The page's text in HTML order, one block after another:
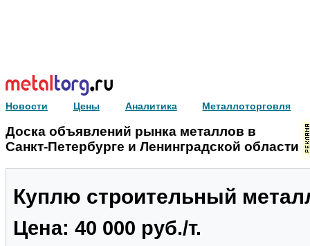
Новости Цены Аналитика Металлоторговля
Доска объявлений рынка металлов в
Санкт-Петербурге и Ленинградской области
Куплю строительный
Цена: 40 000 руб./т.